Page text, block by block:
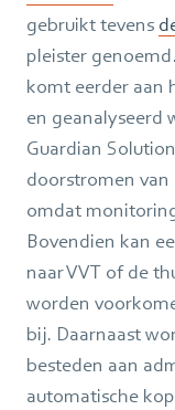
gebruikt tevens
pleister
komt eerder aan
en geanalyseerd
Guardian
doorstromen van
omdat
Bovendien kan
naar VVT of de
worden
bij. Daarnaast
besteden aan
automatische